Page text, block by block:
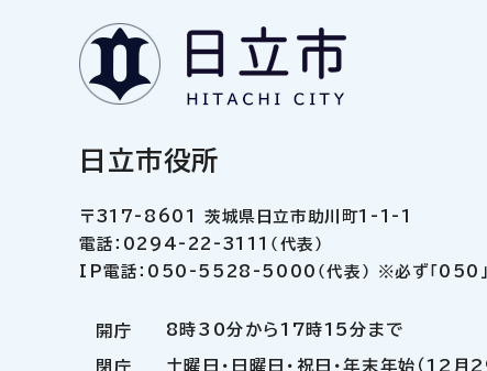
日立市役所
〒317-8601 茨城県日立市助川町1-1-1
電話：0294-22-3111（代表）
IP電話：050-5528-5000（代表） ※必ず「050」
開庁 8時30分から17時15分まで
閉庁 土曜日・日曜日・祝日・年末年始（12